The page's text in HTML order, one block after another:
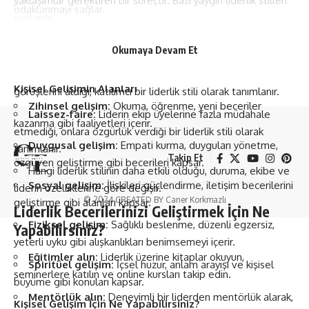
bir liderlik stili olarak tanımlanır.
görüşlerini aldığı, katılımcı bir liderlik stili olarak tanımlanır.
Laissez-faire:Liderin ekip üyelerine fazla müdahale
etmediği, onlara özgürlük verdiği bir liderlik stili olarak
tanımlanır.
Hangi liderlik stilinin daha etkili olduğu, duruma, ekibe ve
liderin özelliklerine göre değişir.
Liderlik Becerilerinizi Geliştirmek İçin Ne
Yapabilirsiniz?
Eğitimler alın: Liderlik üzerine kitaplar okuyun,
seminerlere katılın ve online kursları takip edin.
Mentörlük alın: Deneyimli bir liderden mentörlük alarak,
odaklanmayı sağlar.
anlamını keşfetmek ve daha mutlu bir yaşam sürmek için
Kişisel Gelişimin Alanları
Zihinsel gelişim: Okuma, öğrenme, yeni beceriler
kazanma gibi faaliyetleri içerir.
Duygusal gelişim: Empati kurma, duyguları yönetme,
özgüven geliştirme gibi becerileri kapsar.
Sosyal gelişim:İlişkileri güçlendirme, iletişim becerilerini
geliştirme gibi alanları kapsar.
Fiziksel gelişim: Sağlıklı beslenme, düzenli egzersiz,
yeterli uyku gibi alışkanlıkları benimsemeyi içerir.
Spiritüel gelişim:İçsel huzur, anlam arayışı ve kişisel
büyüme gibi konuları kapsar.
Kişisel Gelişim İçin Ne Yapabilirsiniz?
Okumaya Devam Et
Takip Et
© 2024 CREATED BY Caner Korkmazlı